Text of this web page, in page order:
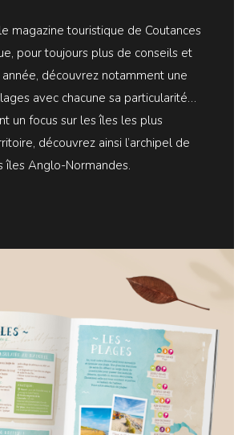
magazine touristique de Coutances
pour toujours plus de conseils et
découvrez notamment une
avec chacune sa particularité…
un focus sur les îles les plus
découvrez ainsi l’archipel de
îles Anglo-Normandes.